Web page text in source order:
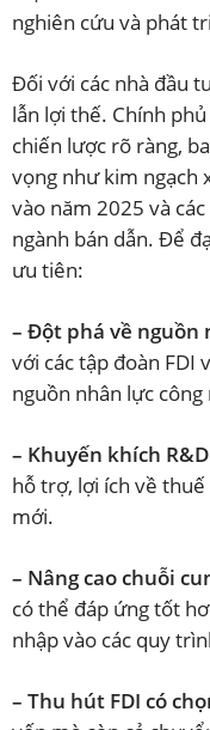
nghiên cứu và phát
Đối với các nhà đầu
lẫn lợi thế. Chính
chiến lược rõ ràng,
vọng như kim ngạch
vào năm 2025 và
ngành bán dẫn. Để
ưu tiên:
– Đột phá về nguồn
với các tập đoàn FDI
nguồn nhân lực công
– Khuyến khích
hỗ trợ, lợi ích về thuế
mới.
– Nâng cao chuỗi
có thể đáp ứng tốt
nhập vào các quy
– Thu hút FDI có